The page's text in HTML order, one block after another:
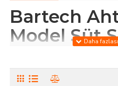
Bartech
Model Süt
Tarım